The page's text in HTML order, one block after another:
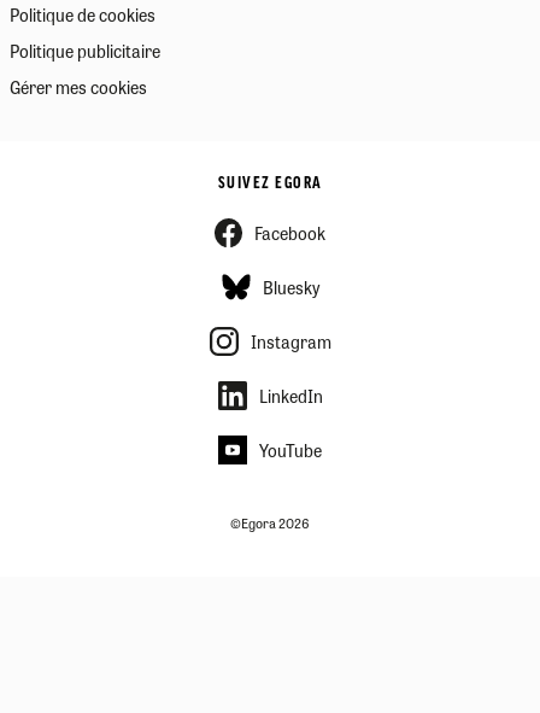
Politique de cookies
Politique publicitaire
Gérer mes cookies
SUIVEZ EGORA
Facebook
Bluesky
Instagram
LinkedIn
YouTube
©Egora 2026